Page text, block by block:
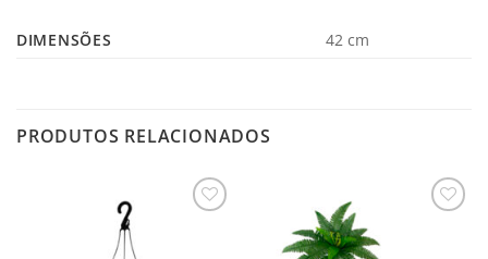
DIMENSÕES 42 cm
PRODUTOS RELACIONADOS